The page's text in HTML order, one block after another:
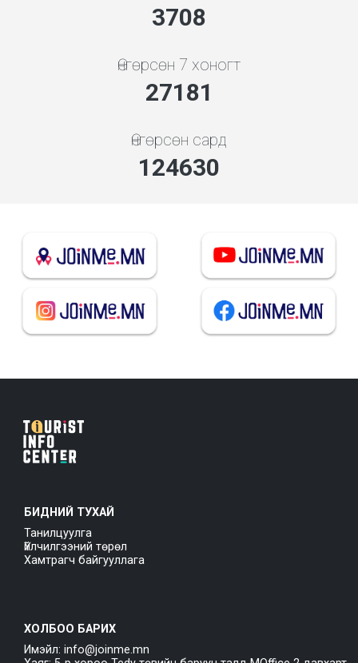
3994
Өнгөрсөн 7 хоногт
29272
Өнгөрсөн сард
134217
БИДНИЙ ТУХАЙ
Танилцуулга
Үйлчилгээний төрөл
Хамтрагч байгууллага
ХОЛБОО БАРИХ
Имэйл: info@joinme.mn